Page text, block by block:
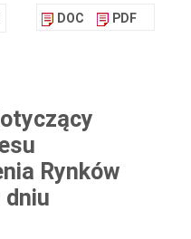
DOC PDF
Rynków
dniu